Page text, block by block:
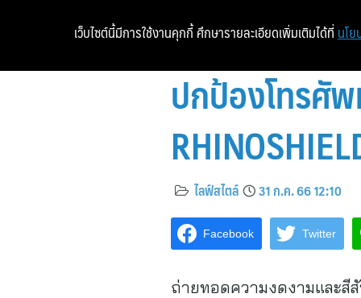
ปกป้องโทรศั
ไลฟ์สไตล์ 31 ก.ค. 66 12:10
Facebook Twitter
ถ่ายทอดความงดงามและสี
เว็บไซต์นี้มีการใช้งานคุกกี้ ศึกษารายละเอียดเพิ่มเติมได้ที่ นโย